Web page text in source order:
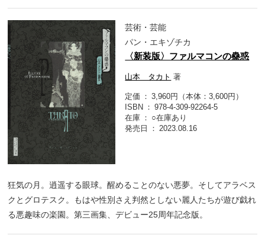
芸術・芸能
パン・エキゾチカ
〈新装版〉ファルマコンの蠱惑
山本 タカト 著
定価
3,960円（本体：3,600円）
ISBN
978-4-309-92264-5
在庫
○在庫あり
発売日
2023.08.16
狂気の月。逍遥する眼球。醒めることのない悪夢。そしてアラベス
クとグロテスク。もはや性別さえ判然としない麗人たちが遊び戯れ
る悪趣味の楽園。第三画集、デビュー25周年記念版。